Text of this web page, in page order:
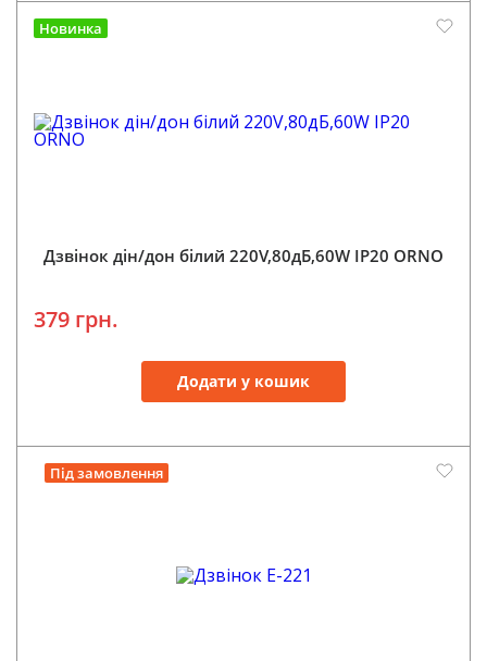
Новинка
Дзвінок дін/дон білий 220V,80дБ,60W IP20 ORNO
379 грн.
Додати у кошик
Під замовлення